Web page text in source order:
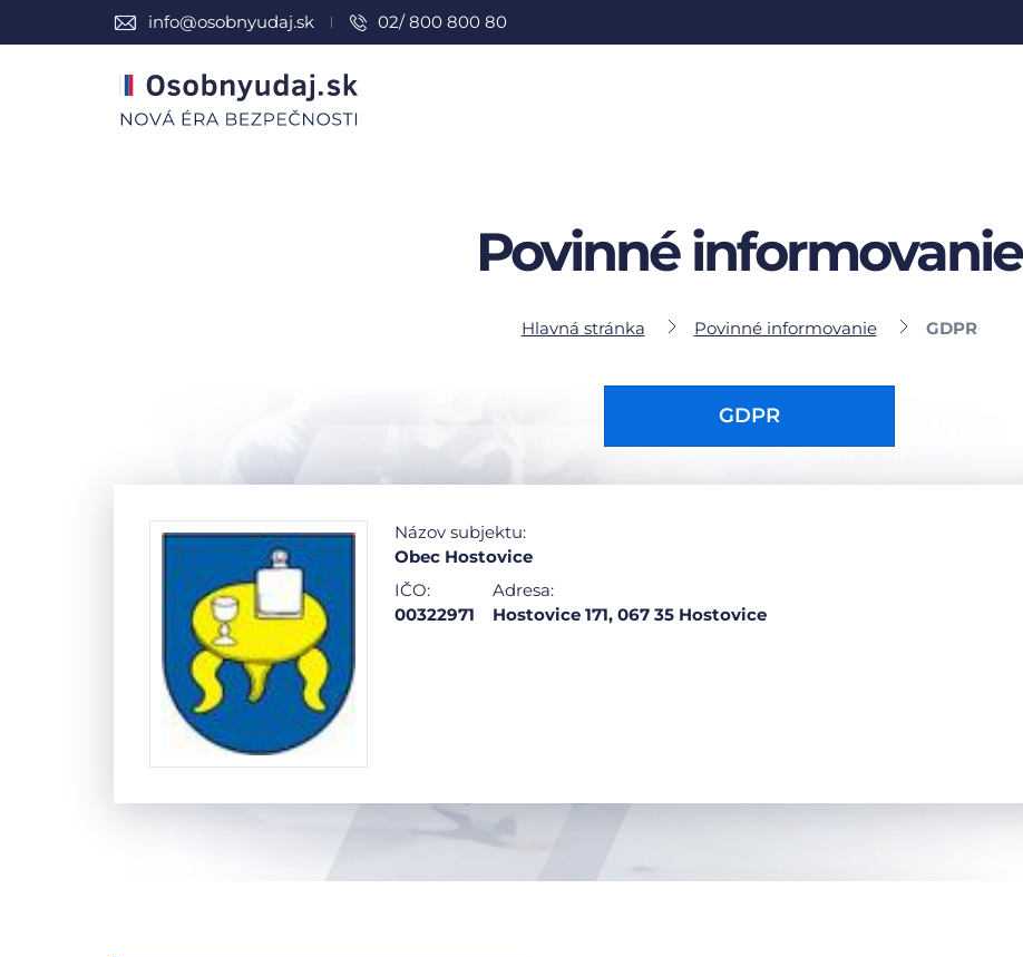
info@osobnyudaj.sk 02/ 800 800 80
Povinné informovanie
Hlavná stránka Povinné informovanie GDPR
GDPR
Názov subjektu:
Obec Hostovice
IČO:
00322971
Adresa:
Hostovice 171, 067 35 Hostovice